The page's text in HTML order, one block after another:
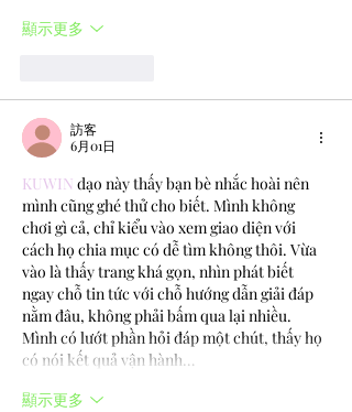
顯示更多
訪客
6月01日
KUWIN dạo này thấy bạn bè nhắc hoài nên
mình cũng ghé thử cho biết. Mình không
chơi gì cả, chỉ kiểu vào xem giao diện với
cách họ chia mục có dễ tìm không thôi. Vừa
vào là thấy trang khá gọn, nhìn phát biết
ngay chỗ tin tức với chỗ hướng dẫn giải đáp
nằm đâu, không phải bấm qua lại nhiều.
Mình có lướt phần hỏi đáp một chút, thấy họ
có nói kết quả vận hành…
顯示更多